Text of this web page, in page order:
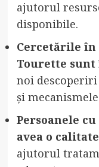
ajutorul
disponibile.
Cercetările
Tourette
noi
și
Persoanele
avea o
ajutorul